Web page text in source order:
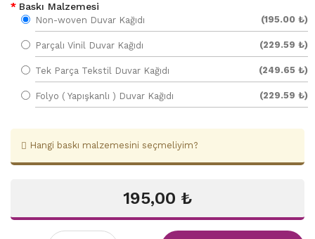
Baskı Malzemesi
Non-woven Duvar Kağıdı (195.00 ₺)
Parçalı Vinil Duvar Kağıdı (229.59 ₺)
Tek Parça Tekstil Duvar Kağıdı (249.65 ₺)
Folyo ( Yapışkanlı ) Duvar Kağıdı (229.59 ₺)
Hangi baskı malzemesini seçmeliyim?
195,00 ₺